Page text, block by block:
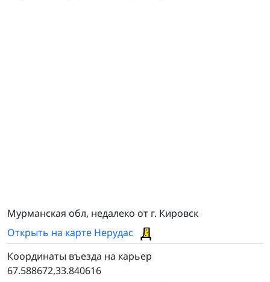
Мурманская обл, недалеко от г. Кировск
Открыть на карте Нерудас
Координаты въезда на карьер
67.588672,33.840616